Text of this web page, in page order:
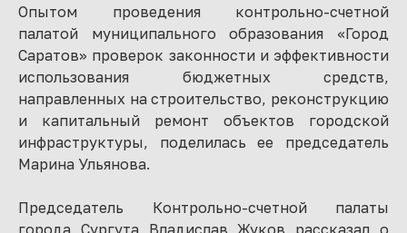
Опытом проведения контрольно-счетной
палатой муниципального образования «Город
Саратов» проверок законности и эффективности
использования бюджетных средств,
направленных на строительство, реконструкцию
и капитальный ремонт объектов городской
инфраструктуры, поделилась ее председатель
Марина Ульянова.
Председатель Контрольно-счетной палаты
города Сургута Владислав Жуков рассказал о